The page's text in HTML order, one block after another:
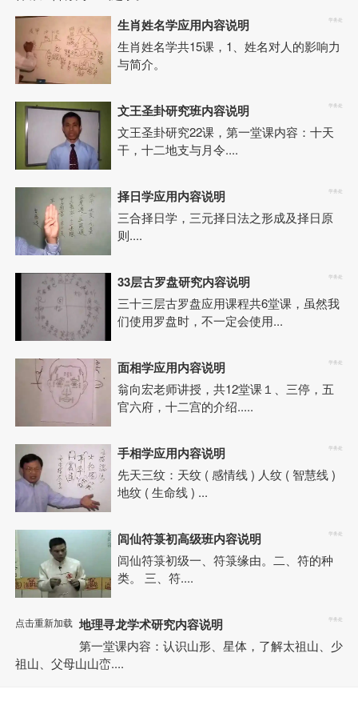
学务处
生肖姓名学应用内容说明
生肖姓名学共15课，1、姓名对人的影响力
与简介。
学务处
文王圣卦研究班内容说明
文王圣卦研究22课，第一堂课内容：十天
干，十二地支与月令....
学务处
择日学应用内容说明
三合择日学，三元择日法之形成及择日原
则....
学务处
33层古罗盘研究内容说明
三十三层古罗盘应用课程共6堂课，虽然我
们使用罗盘时，不一定会使用...
学务处
面相学应用内容说明
翁向宏老师讲授，共12堂课１、三停，五
官六府，十二宫的介绍.....
学务处
手相学应用内容说明
先天三纹：天纹 ( 感情线 ) 人纹 ( 智慧线 )
地纹 ( 生命线 ) ...
学务处
闾仙符箓初高级班内容说明
闾仙符箓初级一、符箓缘由。二、符的种
类。 三、符....
点击重新加载 学务处
地理寻龙学术研究内容说明
第一堂课内容：认识山形、星体，了解太祖山、少
祖山、父母山山峦....